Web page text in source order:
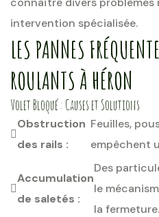
intervention spécialisée.
LES PANNES
ROULANTS À HÉRON
Volet Bloqué : Causes et Solutions
Obstruction
des rails :
Feuilles,
empêchent
Accumulation
de saletés :
Des
le
la fermeture.